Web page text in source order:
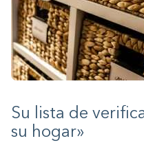
Su lista de
su hogar»